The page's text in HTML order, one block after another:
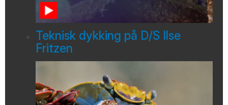
Teknisk dykking på D/S Ilse
Fritzen